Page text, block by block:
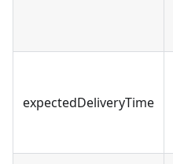
expectedDeliveryTime